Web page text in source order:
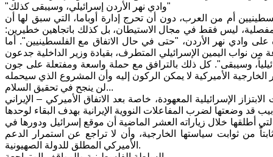
"وادي نهر الأردن إسرائيلي، وسيبقى كذلك"
أم من العرب، دون أن تحرج إدارة أوباما، التي سبق لها أن
مفصلية، ليس فقط في مجال الاستيطان، بل كذلك باتجاهين خطيرين:
على وادي نهر الأردن، "حتى في حال الاتفاق مع الفلسطينيين". أما
من نواب اليمين الإسرائيلي المتطرف، بقيادة وزير الداخلية جدعون
وسيبقى". كل ذلك بالترافق مع حملة واسعة ومفتعلة على جون
الخارجية الأميركية لا يمكن الركون إليه وأن المشروع الذي سيحمله
لن ينجح في تحقيق السلام...
الإسرائيلية المعهودة، خاصة بعد الاتفاق الأميركي – الإيراني
وضعتها لضرب المفاعلات النووية الإيرانية بهدف البقاء لوحدها
أطلقها خلال زياراته العشر الماضية أن موقع إسرائيل ودورها في
من ثوابت سياستها الخارجية، وأن لا تراجع عن استمرار الدعم
الأميركي المطلق للدولة الصهيونية.